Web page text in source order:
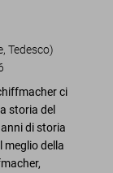
Tedesco)
ci
storia del
di storia
meglio della
,